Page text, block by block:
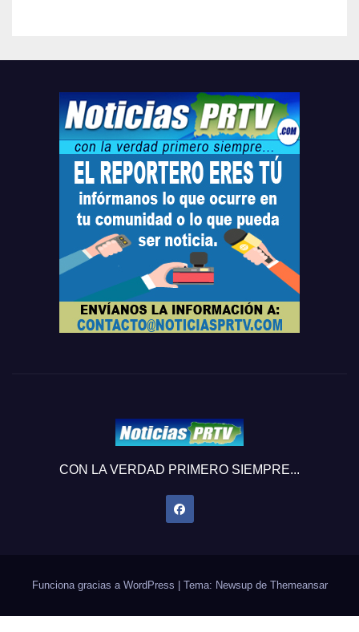
CON LA VERDAD PRIMERO SIEMPRE...
Funciona gracias a WordPress Tema: Newsup de Themeansar